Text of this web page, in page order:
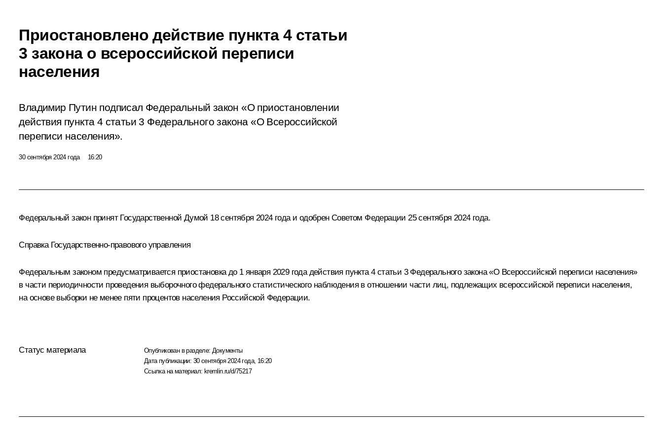
Приостановлено действие пункта 4 статьи
3 закона о всероссийской переписи
населения
Владимир Путин подписал Федеральный закон «О приостановлении
действия пункта 4 статьи 3 Федерального закона «О Всероссийской
переписи населения».
30 сентября 2024 года 16:20
Федеральный закон принят Государственной Думой 18 сентября 2024 года и одобрен Советом Федерации 25 сентября 2024 года.
Справка Государственно-правового управления
Федеральным законом предусматривается приостановка до 1 января 2029 года действия пункта 4 статьи 3 Федерального закона «О Всероссийской переписи населения»
в части периодичности проведения выборочного федерального статистического наблюдения в отношении части лиц, подлежащих всероссийской переписи населения,
на основе выборки не менее пяти процентов населения Российской Федерации.
Статус материала Опубликован в разделе: Документы
Дата публикации: 30 сентября 2024 года, 16:20
Ссылка на материал: kremlin.ru/d/75217